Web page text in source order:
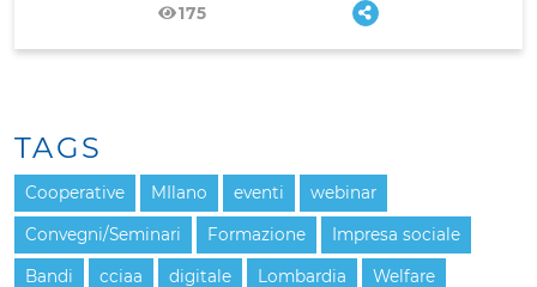
175
TAGS
Cooperative MIlano eventi webinar
Convegni/Seminari Formazione Impresa sociale
Bandi cciaa digitale Lombardia Welfare